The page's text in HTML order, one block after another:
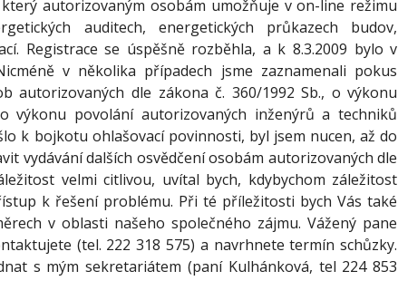
který autorizovaným osobám umožňuje v on-line režimu
auditech, energetických průkazech budov,
Registrace se úspěšně rozběhla, a k 8.3.2009 bylo v
v několika případech jsme zaznamenali pokus
autorizovaných dle zákona č. 360/1992 Sb., o výkonu
výkonu povolání autorizovaných inženýrů a techniků
k bojkotu ohlašovací povinnosti, byl jsem nucen, až do
vydávání dalších osvědčení osobám autorizovaných dle
velmi citlivou, uvítal bych, kdybychom záležitost
k řešení problému. Při té příležitosti bych Vás také
v oblasti našeho společného zájmu. Vážený pane
(tel. 222 318 575) a navrhnete termín schůzky.
s mým sekretariátem (paní Kulhánková, tel 224 853